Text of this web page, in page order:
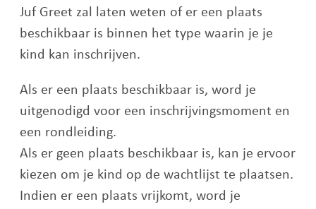
Juf Greet zal laten weten of er een plaats
beschikbaar is binnen het type waarin je je
kind kan inschrijven.
Als er een plaats beschikbaar is, word je
uitgenodigd voor een inschrijvingsmoment en
een rondleiding.
Als er geen plaats beschikbaar is, kan je ervoor
kiezen om je kind op de wachtlijst te plaatsen.
Indien er een plaats vrijkomt, word je